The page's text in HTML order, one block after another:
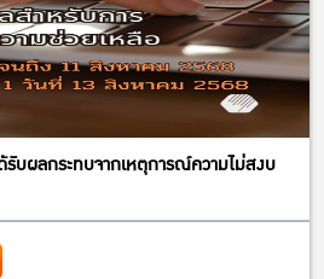
AgriEconKU
บผลกระทบจากเหตุการณ์ความไม่สงบ